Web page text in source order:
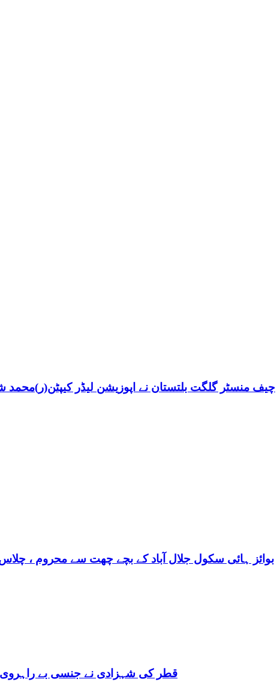
چیف منسٹر گلگت بلتستان نے اپوزیشن لیڈر کیپٹن(ر)محمد
بوائز ہائی سکول جلال آباد کے بچے چھت سے محروم ،
قطر کی شہزادی نے جنسی بے راہروی میں مغرب کو بھی